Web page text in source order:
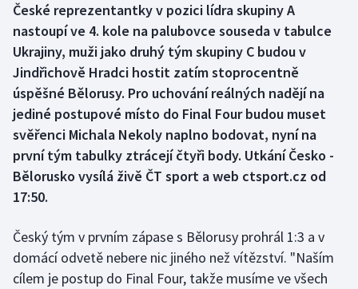
Box
Curling
Dostihy
Florbal
Futsal
Golf
Gymnastika
Házená
České reprezentantky v pozici lídra skupiny A
nastoupí ve 4. kole na palubovce souseda v tabulce
Ukrajiny, muži jako druhý tým skupiny C budou v
Jindřichově Hradci hostit zatím stoprocentně
úspěšné Bělorusy. Pro uchování reálných nadějí na
jediné postupové místo do Final Four budou muset
svěřenci Michala Nekoly naplno bodovat, nyní na
první tým tabulky ztrácejí čtyři body. Utkání Česko -
Bělorusko vysílá živě ČT sport a web ctsport.cz od
17:50.
Český tým v prvním zápase s Bělorusy prohrál 1:3 a v
domácí odvetě nebere nic jiného než vítězství. "Naším
cílem je postup do Final Four, takže musíme ve všech